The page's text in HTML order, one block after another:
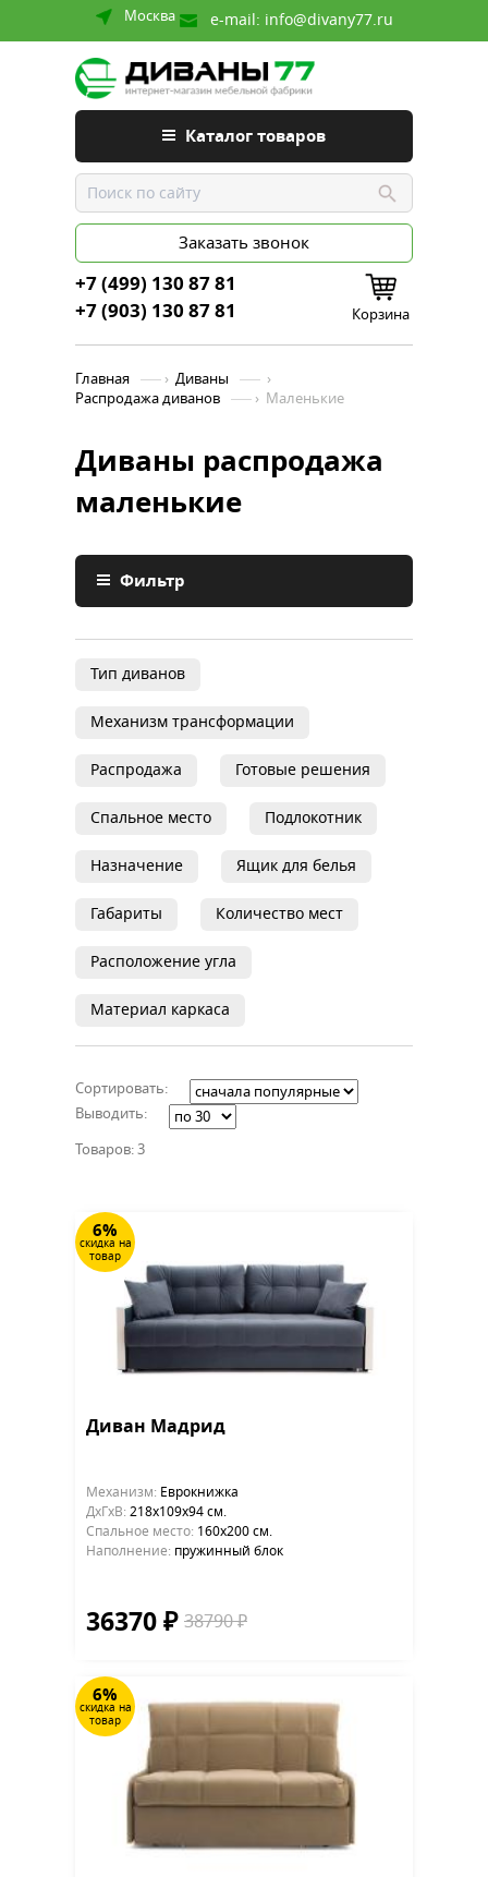
Москва e-mail: info@divany77.ru
Каталог товаров
Заказать звонок
+7 (499) 130 87 81
+7 (903) 130 87 81
Корзина
Главная › Диваны
›
Распродажа диванов
› Маленькие
Диваны распродажа
маленькие
Фильтр
Тип диванов
Механизм трансформации
Распродажа Готовые решения
Спальное место Подлокотник
Назначение Ящик для белья
Габариты Количество мест
Расположение угла
Материал каркаса
Сортировать:
Выводить:
Товаров: 3
6%
скидка на
товар
Диван Мадрид
Механизм: Еврокнижка
ДхГхВ: 218х109x94 см.
Cпальное место: 160х200 см.
Наполнение: пружинный блок
36370 ₽ 38790 ₽
6%
скидка на
товар